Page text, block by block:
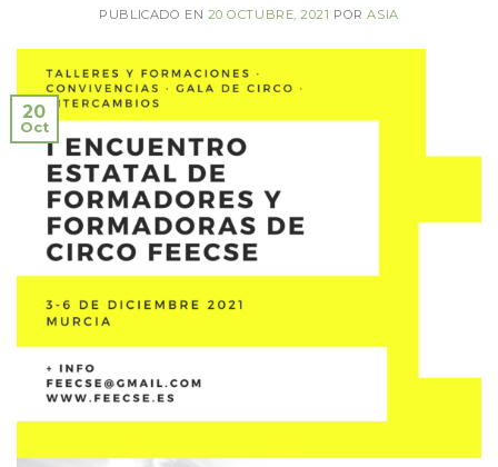
PUBLICADO EN 20 OCTUBRE, 2021 PORASIA
20
Oct